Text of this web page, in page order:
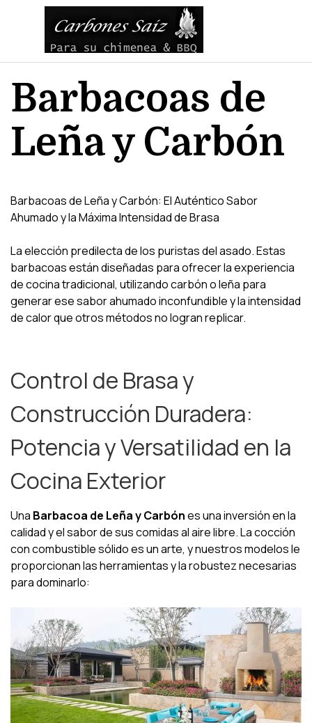
Vaya al Contenido
Saltar menú
Barbacoas de
Leña y Carbón
Barbacoas de Leña y Carbón: El Auténtico Sabor
Ahumado y la Máxima Intensidad de Brasa
La elección predilecta de los puristas del asado. Estas
barbacoas están diseñadas para ofrecer la experiencia
de cocina tradicional, utilizando carbón o leña para
generar ese sabor ahumado inconfundible y la intensidad
de calor que otros métodos no logran replicar.
Control de Brasa y
Construcción Duradera:
Potencia y Versatilidad en la
Cocina Exterior
Una Barbacoa de Leña y Carbónes una inversión en la
calidad y el sabor de sus comidas al aire libre. La cocción
con combustible sólido es un arte, y nuestros modelos le
proporcionan las herramientas y la robustez necesarias
para dominarlo: